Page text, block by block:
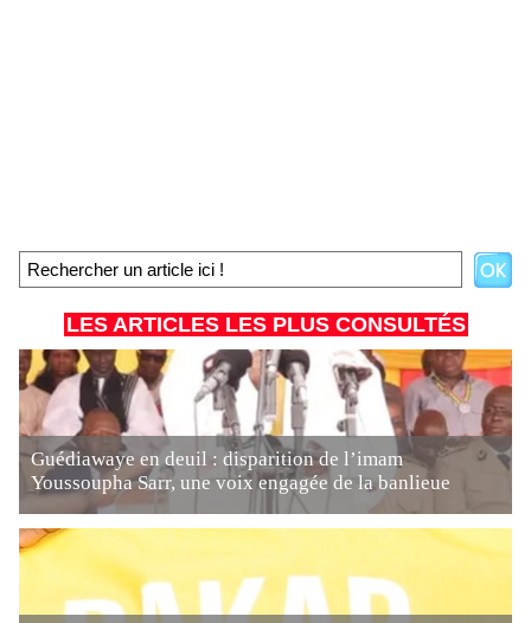
LES ARTICLES LES PLUS CONSULTÉS
Guédiawaye en deuil : disparition de l’imam
Youssoupha Sarr, une voix engagée de la banlieue